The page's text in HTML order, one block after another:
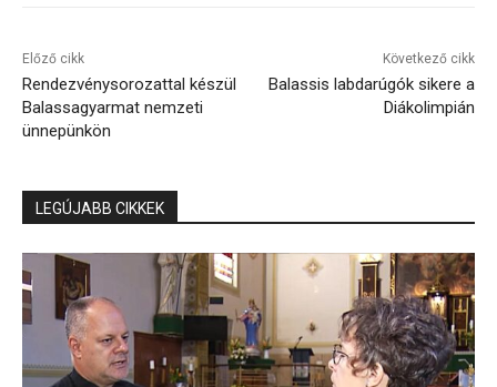
Előző cikk
Rendezvénysorozattal készül
Balassagyarmat nemzeti
ünnepünkön
Következő cikk
Balassis labdarúgók sikere a
Diákolimpián
LEGÚJABB CIKKEK